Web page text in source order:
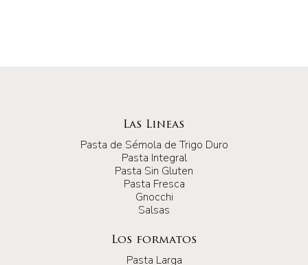
Las Lineas
Pasta de Sémola de Trigo Duro
Pasta Integral
Pasta Sin Gluten
Pasta Fresca
Gnocchi
Salsas
Los formatos
Pasta Larga